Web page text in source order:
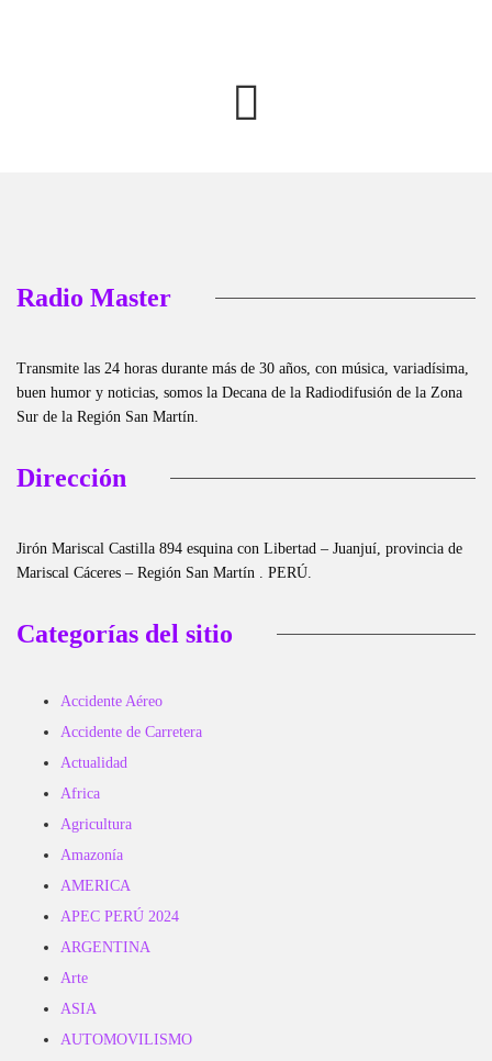
Radio Master
Transmite las 24 horas durante más de 30 años, con música, variadísima,
buen humor y noticias, somos la Decana de la Radiodifusión de la Zona
Sur de la Región San Martín.
Dirección
Jirón Mariscal Castilla 894 esquina con Libertad – Juanjuí, provincia de
Mariscal Cáceres – Región San Martín . PERÚ.
Categorías del sitio
Accidente Aéreo
Accidente de Carretera
Actualidad
Africa
Agricultura
Amazonía
AMERICA
APEC PERÚ 2024
ARGENTINA
Arte
ASIA
AUTOMOVILISMO